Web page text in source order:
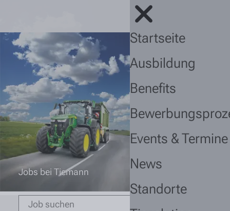
Startseite
Ausbildung
Benefits
Events & Termine
News
Standorte
Jobs bei Tiemann